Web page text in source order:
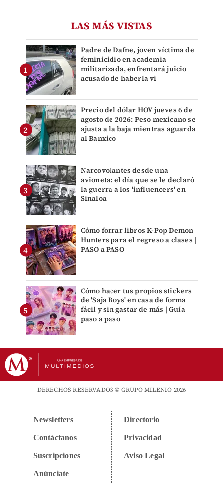
LAS MÁS VISTAS
Padre de Dafne, joven víctima de
feminicidio en academia
militarizada, enfrentará juicio
acusado de haberla vi
Precio del dólar HOY jueves 6 de
agosto de 2026: Peso mexicano se
ajusta a la baja mientras aguarda
al Banxico
Narcovolantes desde una
avioneta: el día que se le declaró
la guerra a los 'influencers' en
Sinaloa
Cómo forrar libros K-Pop Demon
Hunters para el regreso a clases |
PASO a PASO
Cómo hacer tus propios stickers
de 'Saja Boys' en casa de forma
fácil y sin gastar de más | Guía
paso a paso
DERECHOS RESERVADOS © GRUPO MILENIO 2026
Newsletters
Contáctanos
Suscripciones
Anúnciate
Directorio
Privacidad
Aviso Legal